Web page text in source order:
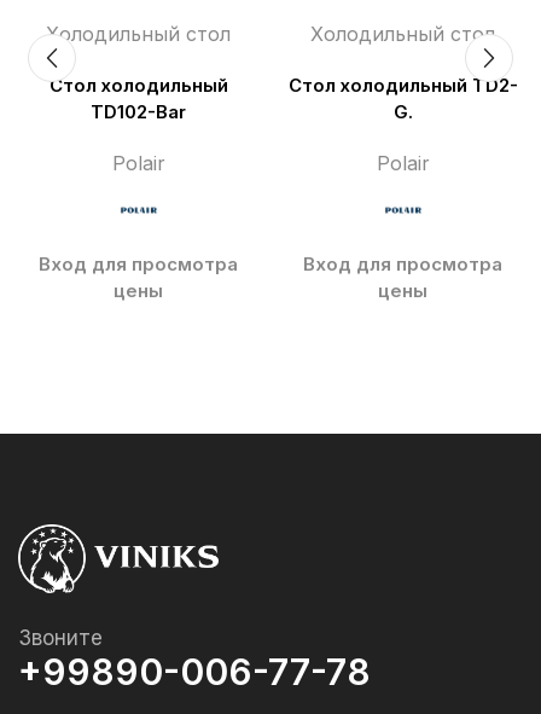
Холодильный стол
Стол холодильный
TD102-Bar
Polair
Вход для просмотра
цены
Холодильный стол
Стол холодильный TD2-
G.
Polair
Вход для просмотра
цены
Звоните
+99890-006-77-78